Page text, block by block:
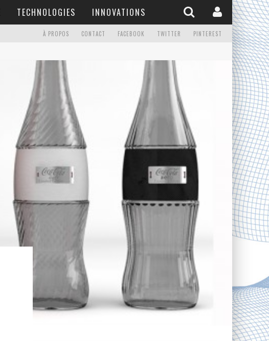
TECHNOLOGIES INNOVATIONS
À PROPOS CONTACT FACEBOOK TWITTER PINTEREST